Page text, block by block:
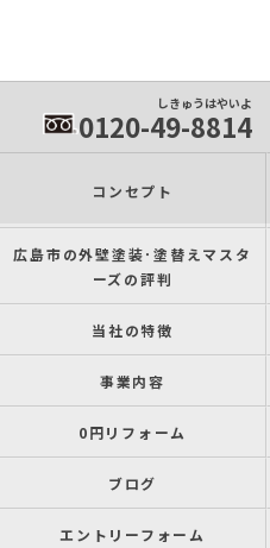
しきゅうはやいよ
0120-49-8814
コンセプト
広島市の外壁塗装･塗替えマスタ
ーズの評判
当社の特徴
事業内容
0円リフォーム
ブログ
エントリーフォーム